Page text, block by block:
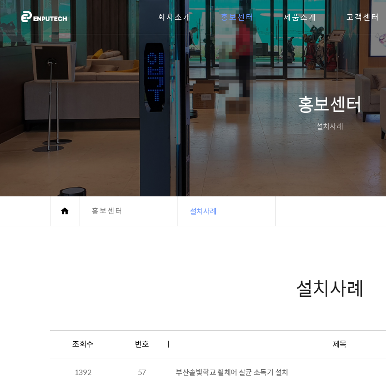
회사소개 홍보센터 제품소개 고객센터
홍보센터
설치사례
홍보센터 설치사례
설치사례
조회수 번호 제목
1392 57 부산솔빛학교 휠체어 살균 소독기 설치